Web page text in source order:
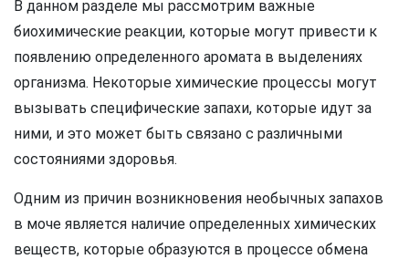
В данном разделе мы рассмотрим важные
биохимические реакции, которые могут привести к
появлению определенного аромата в выделениях
организма. Некоторые химические процессы могут
вызывать специфические запахи, которые идут за
ними, и это может быть связано с различными
состояниями здоровья.
Одним из причин возникновения необычных запахов
в моче является наличие определенных химических
веществ, которые образуются в процессе обмена